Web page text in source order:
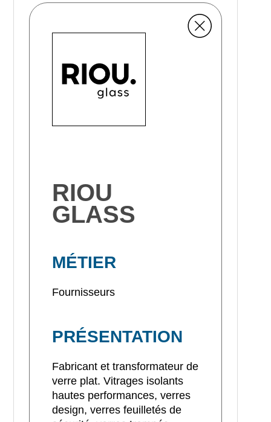
RIOU
GLASS
MÉTIER
Fournisseurs
PRÉSENTATION
Fabricant et transformateur de
verre plat. Vitrages isolants
hautes performances, verres
design, verres feuilletés de